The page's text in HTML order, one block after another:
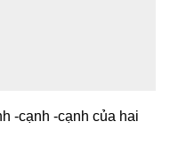
-cạnh -cạnh của hai